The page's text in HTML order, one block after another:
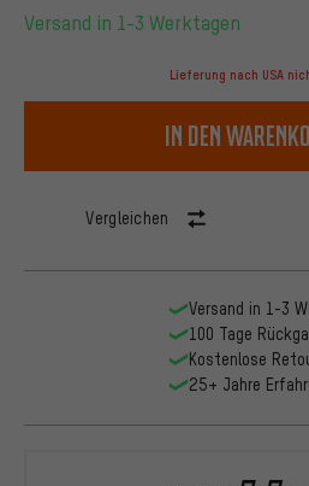
Versand in 1-3 Werktagen
Lieferung nach USA
In den
Vergleichen
Versand in 1-3
100 Tage
Kostenlose
25+ Jahre